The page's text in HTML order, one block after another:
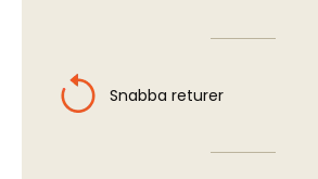
Snabba returer